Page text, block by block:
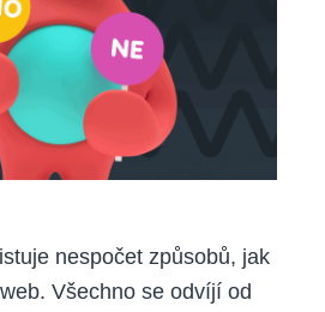
nespočet způsobů, jak
Všechno se odvíjí od